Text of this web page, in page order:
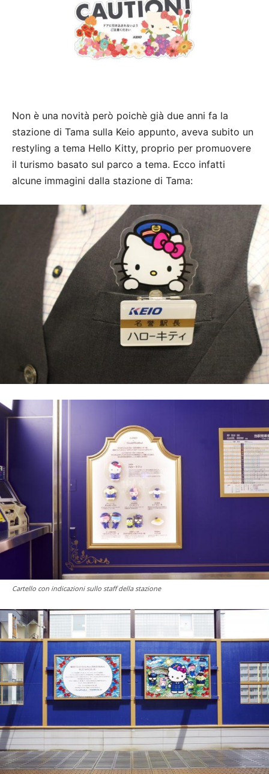
Non è una novità però poichè già due anni fa la
stazione di Tama sulla Keio appunto, aveva subito un
restyling a tema Hello Kitty, proprio per promuovere
il turismo basato sul parco a tema. Ecco infatti
alcune immagini dalla stazione di Tama:
Cartello con indicazioni sullo staff della stazione